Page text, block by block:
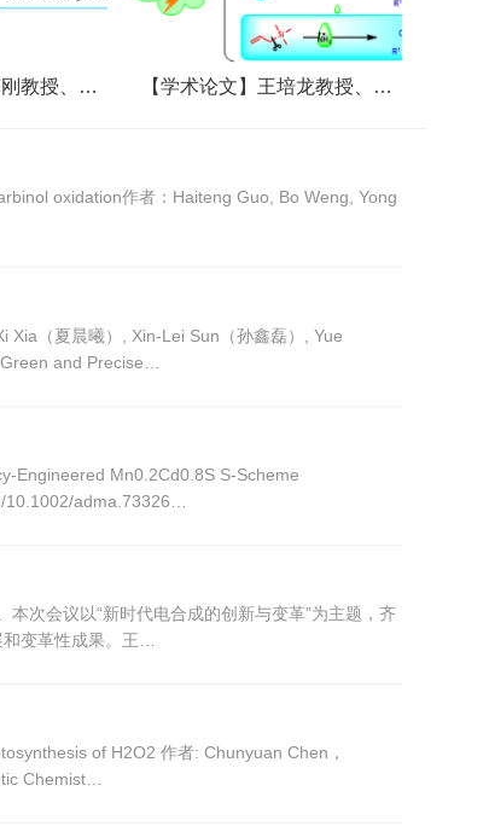
刚教授、… 【学术论文】王培龙教授、…
oxidation作者：Haiteng Guo, Bo Weng, Yong
（夏晨曦）, Xin-Lei Sun（孙鑫磊）, Yue
and Precise…
Engineered Mn0.2Cd0.8S S-Scheme
adma.73326…
次会议以“新时代电合成的创新与变革”为主题，齐
变革性成果。王…
of H2O2 作者: Chunyuan Chen，
Chemist…